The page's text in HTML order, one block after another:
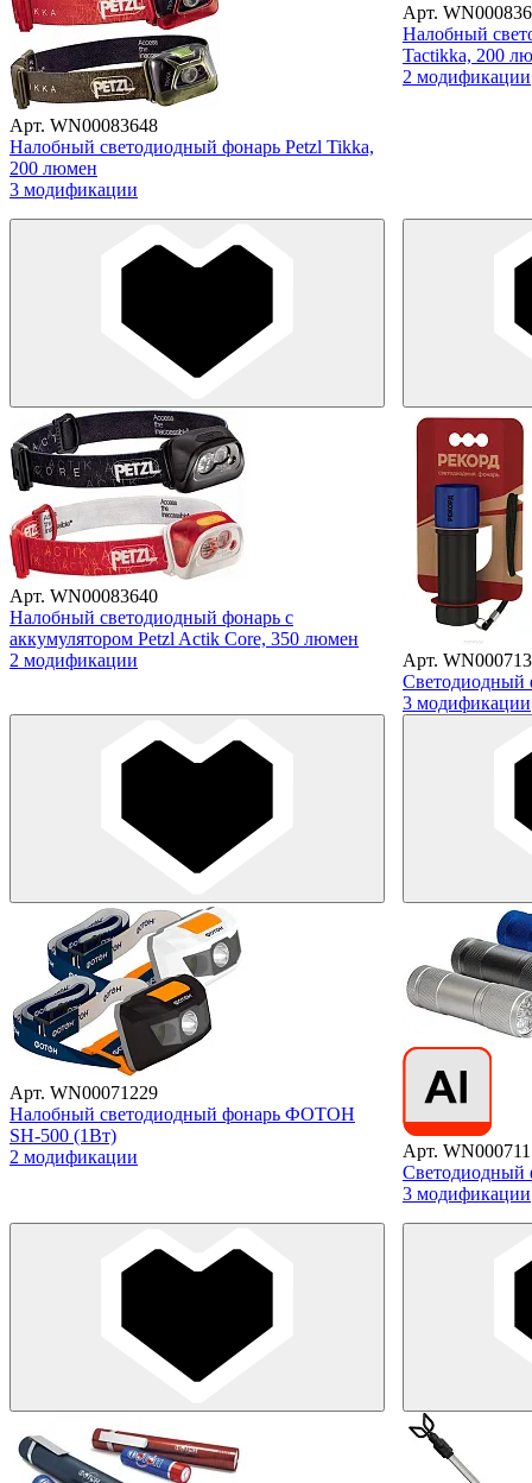
Арт. WN00083648
Налобный светодиодный фонарь Petzl Tikka,
200 люмен
3 модификации
Арт.
Налобный
Tactikka, 200
2 модификации
Арт. WN00083640
Налобный светодиодный фонарь с
аккумулятором Petzl Actik Core, 350 люмен
2 модификации
Арт.
3 модификации
Арт. WN00071229
Налобный светодиодный фонарь ФОТОН
SH-500 (1Вт)
2 модификации
Арт.
3 модификации